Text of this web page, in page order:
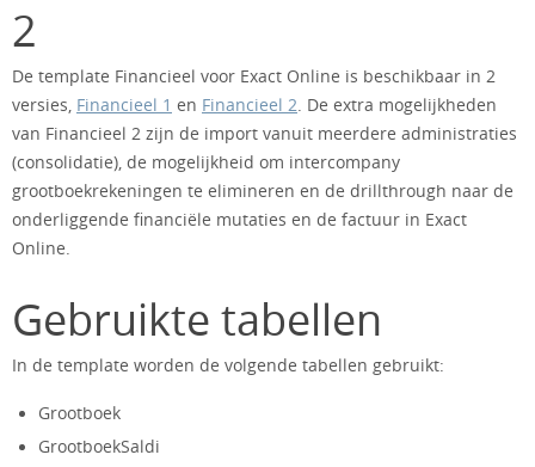
2
De template Financieel voor Exact Online is beschikbaar in 2
versies, Financieel 1 en Financieel 2. De extra mogelijkheden
van Financieel 2 zijn de import vanuit meerdere administraties
(consolidatie), de mogelijkheid om intercompany
grootboekrekeningen te elimineren en de drillthrough naar de
onderliggende financiële mutaties en de factuur in Exact
Online.
Gebruikte tabellen
In de template worden de volgende tabellen gebruikt:
Grootboek
GrootboekSaldi